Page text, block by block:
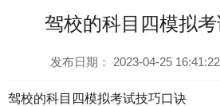
驾校的科目四模拟
发布日期： 2023-04-25 16:41:22
驾校的科目四模拟考试技巧口诀